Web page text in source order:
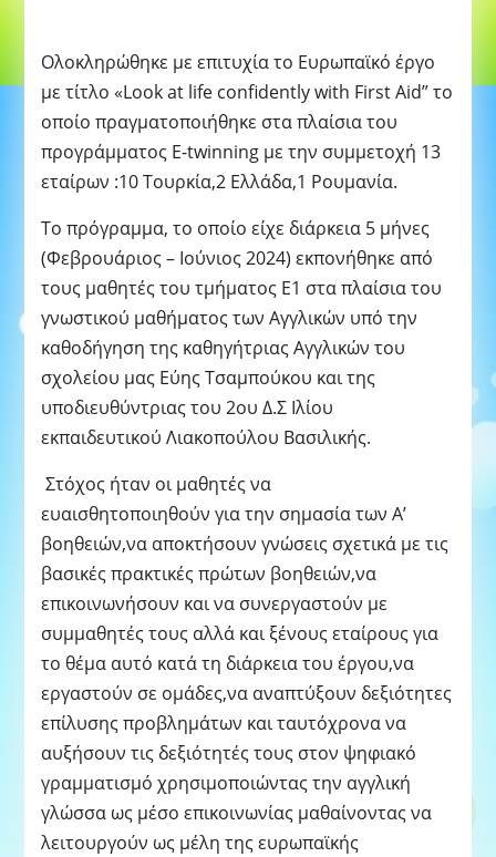
Ολοκληρώθηκε με επιτυχία το Ευρωπαϊκό έργο
με τίτλο «Look at life confidently with First Aid” το
οποίο πραγματοποιήθηκε στα πλαίσια του
προγράμματος E-twinning με την συμμετοχή 13
εταίρων :10 Τουρκία,2 Ελλάδα,1 Ρουμανία.
Το πρόγραμμα, το οποίο είχε διάρκεια 5 μήνες
(Φεβρουάριος – Ιούνιος 2024) εκπονήθηκε από
τους μαθητές του τμήματος Ε1 στα πλαίσια του
γνωστικού μαθήματος των Αγγλικών υπό την
καθοδήγηση της καθηγήτριας Αγγλικών του
σχολείου μας Εύης Τσαμπούκου και της
υποδιευθύντριας του 2ου Δ.Σ Ιλίου
εκπαιδευτικού Λιακοπούλου Βασιλικής.
Στόχος ήταν οι μαθητές να
ευαισθητοποιηθούν για την σημασία των Α’
βοηθειών,να αποκτήσουν γνώσεις σχετικά με τις
βασικές πρακτικές πρώτων βοηθειών,να
επικοινωνήσουν και να συνεργαστούν με
συμμαθητές τους αλλά και ξένους εταίρους για
το θέμα αυτό κατά τη διάρκεια του έργου,να
εργαστούν σε ομάδες,να αναπτύξουν δεξιότητες
επίλυσης προβλημάτων και ταυτόχρονα να
αυξήσουν τις δεξιότητές τους στον ψηφιακό
γραμματισμό χρησιμοποιώντας την αγγλική
γλώσσα ως μέσο επικοινωνίας μαθαίνοντας να
λειτουργούν ως μέλη της ευρωπαϊκής